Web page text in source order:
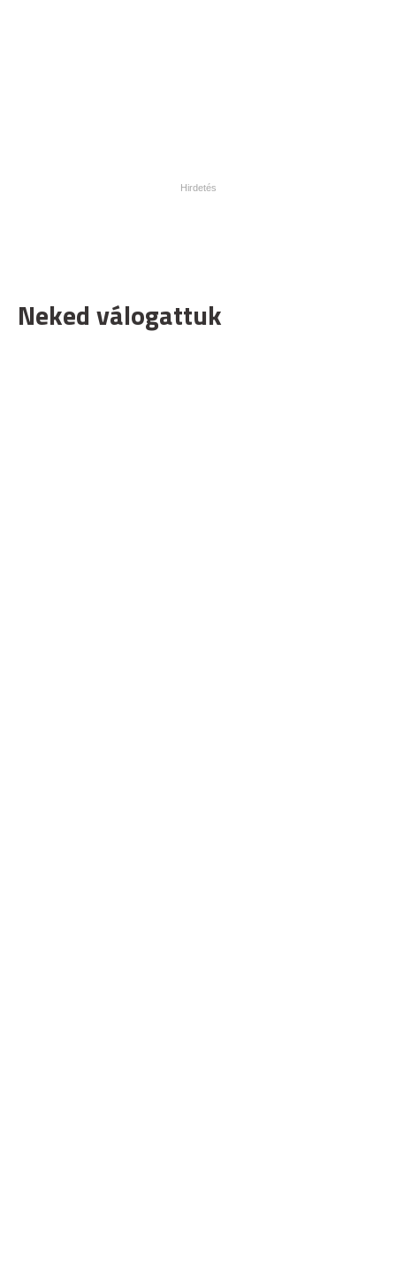
Neked válogattuk